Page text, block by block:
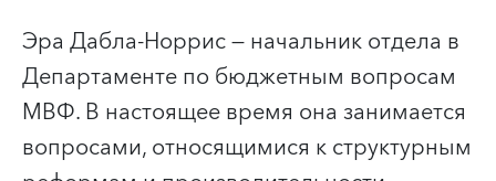
Эра Дабла-Норрис— начальник отдела в
Департаменте по бюджетным вопросам
МВФ. В настоящее время она занимается
вопросами, относящимися к структурным